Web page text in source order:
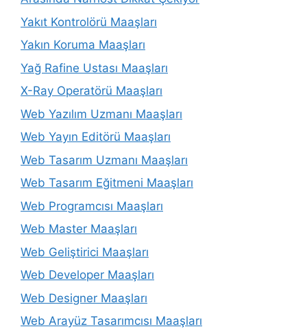
Yakıt Kontrolörü Maaşları
Yakın Koruma Maaşları
Yağ Rafine Ustası Maaşları
X-Ray Operatörü Maaşları
Web Yazılım Uzmanı Maaşları
Web Yayın Editörü Maaşları
Web Tasarım Uzmanı Maaşları
Web Tasarım Eğitmeni Maaşları
Web Programcısı Maaşları
Web Master Maaşları
Web Geliştirici Maaşları
Web Developer Maaşları
Web Designer Maaşları
Web Arayüz Tasarımcısı Maaşları